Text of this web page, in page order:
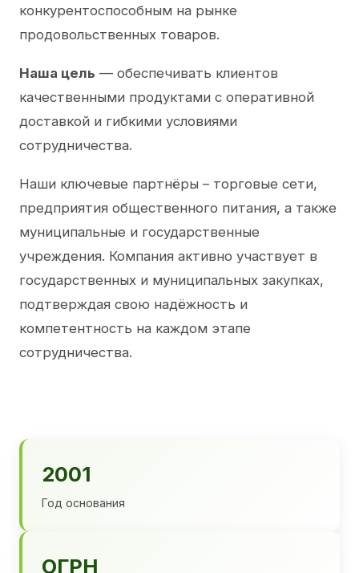
конкурентоспособным на рынке
продовольственных товаров.
Наша цель — обеспечивать клиентов
качественными продуктами с оперативной
доставкой и гибкими условиями
сотрудничества.
Наши ключевые партнёры – торговые сети,
предприятия общественного питания, а также
муниципальные и государственные
учреждения. Компания активно участвует в
государственных и муниципальных закупках,
подтверждая свою надёжность и
компетентность на каждом этапе
сотрудничества.
2001
Год основания
ОГРН